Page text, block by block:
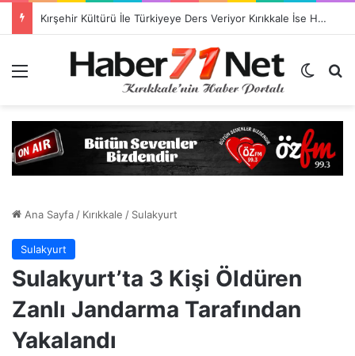
TSO Başkan Adayı Emrah Doğan’dan EXPOKALE Vizyonu
Dış
Ana Sayfa/ Kırıkkale / Sulakyurt
Sulakyurt
Sulakyurt’ta 3 Kişi Öldüren
Zanlı Jandarma Tarafından
Yakalandı